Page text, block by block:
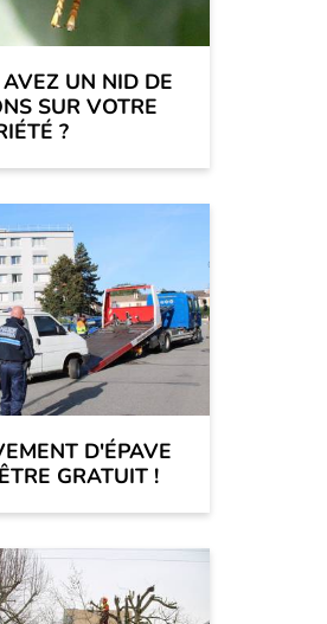
UN NID DE
SUR VOTRE
?
D'ÉPAVE
GRATUIT !